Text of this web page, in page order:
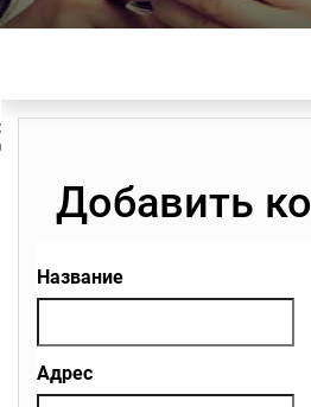
Добавить
Название
Адрес